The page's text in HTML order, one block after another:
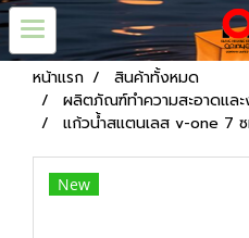
หน้าแรก
สินค้าทั้งหมด
ผลิตภัณฑ์ทำความสะอาดและ
แก้วน้ำสแตนเลส v-one 7
New